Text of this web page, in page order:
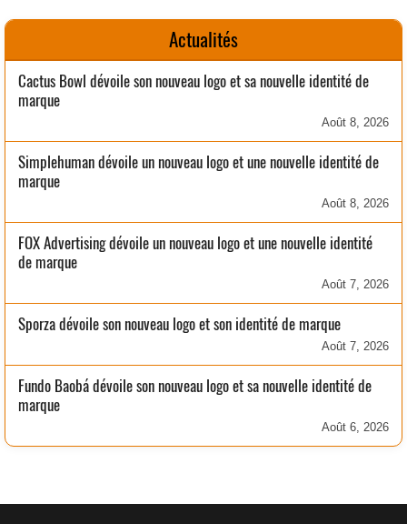
Actualités
Cactus Bowl dévoile son nouveau logo et sa nouvelle identité de
marque
Août 8, 2026
Simplehuman dévoile un nouveau logo et une nouvelle identité de
marque
Août 8, 2026
FOX Advertising dévoile un nouveau logo et une nouvelle identité
de marque
Août 7, 2026
Sporza dévoile son nouveau logo et son identité de marque
Août 7, 2026
Fundo Baobá dévoile son nouveau logo et sa nouvelle identité de
marque
Août 6, 2026